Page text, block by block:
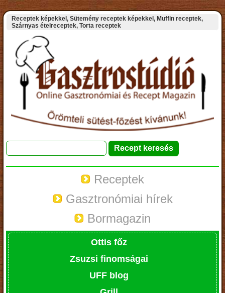
Receptek képekkel, Sütemény receptek képekkel, Muffin receptek,
Szárnyas ételreceptek, Torta receptek
Receptek
Gasztronómiai hírek
Bormagazin
Ottis főz
Zsuzsi finomságai
UFF blog